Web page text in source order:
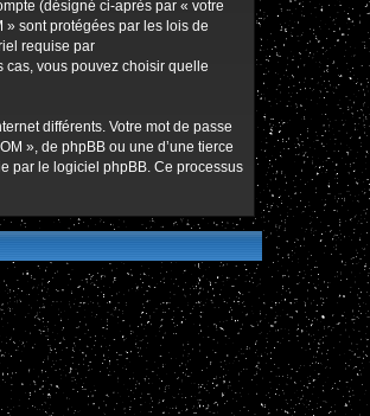
(désigné ci-après par « votre
» sont protégées par les lois de
requise par
cas, vous pouvez choisir quelle
différents. Votre mot de passe
», de phpBB ou une d’une tierce
par le logiciel phpBB. Ce processus